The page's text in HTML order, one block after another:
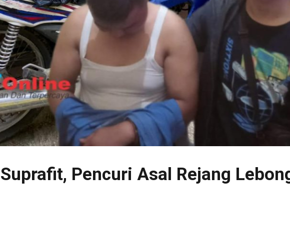
Pencuri Asal Rejang